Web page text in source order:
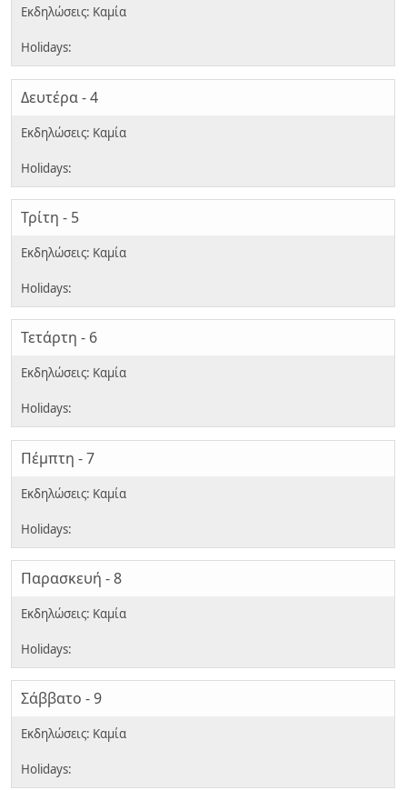
Δευτέρα - 4
Τρίτη - 5
Τετάρτη - 6
Πέμπτη - 7
Παρασκευή - 8
Σάββατο - 9